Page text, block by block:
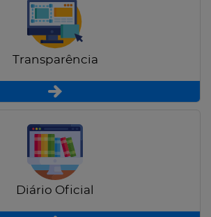
Transparência
Diário Oficial